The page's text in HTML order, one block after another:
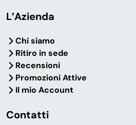
L’Azienda
Chi siamo
Ritiro in sede
Recensioni
Promozioni Attive
Il mio Account
Contatti